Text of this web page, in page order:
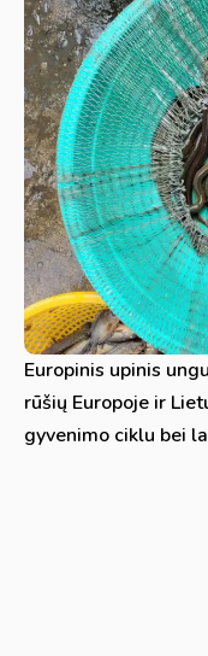
Europinis upinis
rūšių Europoje ir
gyvenimo ciklu bei